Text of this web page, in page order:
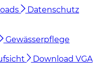
Datenschutz
Gewässerpflege
Download VGA